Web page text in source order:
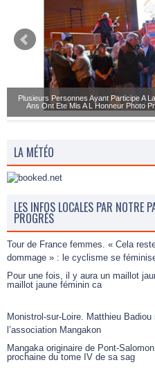
Plusieurs Personnes Ayant Participe A
Ans Ont Ete Mis A L Honneur Photo
LA MÉTÉO
LES INFOS LOCALES PAR NOTRE
PROGRÈS
Tour de France femmes. « Cela
dommage » : le cyclisme se
Pour une fois, il y aura un maillot
maillot jaune féminin ca
Monistrol-sur-Loire. Matthieu
l’association Mangakon
Mangaka originaire de Pont-
prochaine du tome IV de sa sag